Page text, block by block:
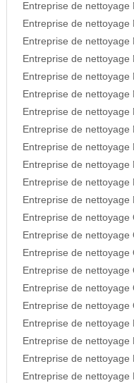
Entreprise de
Entreprise de
Entreprise de nettoyage
Entreprise de nettoyage
Entreprise de
Entreprise de nettoyage
Entreprise de nettoyage
Entreprise de
Entreprise de
Entreprise de
Entreprise de
Entreprise de nettoyage
Entreprise de nettoyage
Entreprise de
Entreprise de nettoyage
Entreprise de
Entreprise de nettoyage
Entreprise de nettoyage
Entreprise de nettoyage
Entreprise de
Entreprise de nettoyage
Entreprise de